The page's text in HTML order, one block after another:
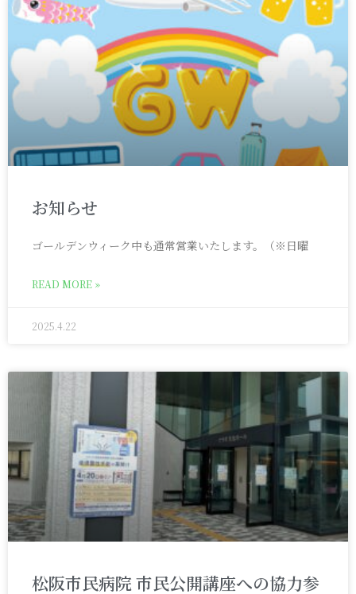
お知らせ
ゴールデンウィーク中も通常営業いたします。（※日曜
READ MORE »
2025.4.22
松阪市民病院 市民公開講座への協力参